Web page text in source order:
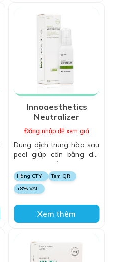
Innoaesthetics
Neutralizer
Đăng nhập để xem giá
Dung dịch trung hòa sau
peel giúp cân bằng da,
làm dịu da tức thì sau khi
peel, trung hòa acid trên
da giúp kiểm soát sự xâm
nhập của các alpha-
hydroxy acid vào da,
chiết xuất hoa cúc La Mã
giúp giảm viêm và làm dịu
trình tái tạo da
Hàng CTY
Tem QR
+8% VAT
Xem thêm